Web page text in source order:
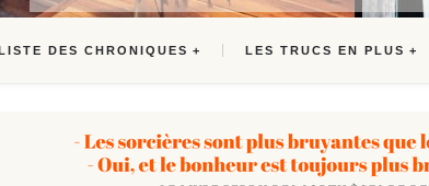
DES CHRONIQUES LES TRUCS EN PLUS